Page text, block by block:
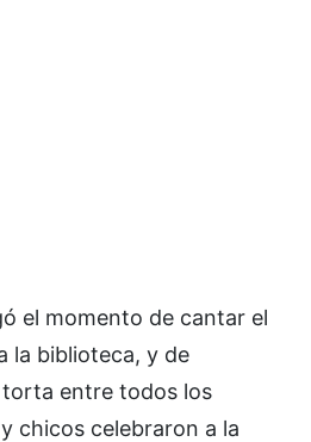
el momento de cantar el
la biblioteca, y de
entre todos los
chicos celebraron a la